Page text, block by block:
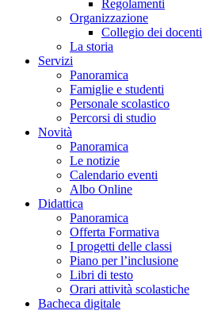
Regolamenti
Organizzazione
Collegio dei docenti
La storia
Servizi
Panoramica
Famiglie e studenti
Personale scolastico
Percorsi di studio
Novità
Panoramica
Le notizie
Calendario eventi
Albo Online
Didattica
Panoramica
Offerta Formativa
I progetti delle classi
Piano per l’inclusione
Libri di testo
Orari attività scolastiche
Bacheca digitale